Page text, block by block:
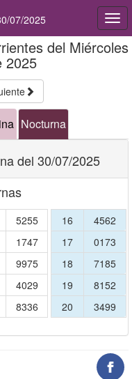
07/2025
del Miércoles
2025
Nocturna
del 30/07/2025
5255
1747
9975
4029
8336
16
4562
17
0173
18
7185
19
8152
20
3499